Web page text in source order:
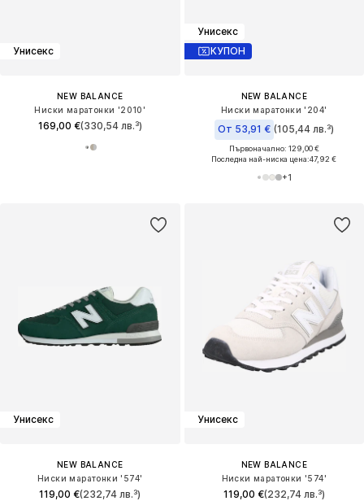
Унисекс
NEW BALANCE
Ниски маратонки '2010'
169,00 €(330,54 лв.³)
Унисекс
КУПОН
NEW BALANCE
Ниски маратонки '204'
От 53,91 € (105,44 лв.³)
Първоначално: 129,00 €
Последна най-ниска цена:47,92 €
+1
Унисекс
NEW BALANCE
Ниски маратонки '574'
119,00 €(232,74 лв.³)
Унисекс
NEW BALANCE
Ниски маратонки '574'
119,00 €(232,74 лв.³)